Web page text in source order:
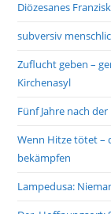
Diözesanes
subversiv
Zuflucht geben –
Kirchenasyl
Fünf Jahre nach
Wenn Hitze tötet –
bekämpfen
Lampedusa: